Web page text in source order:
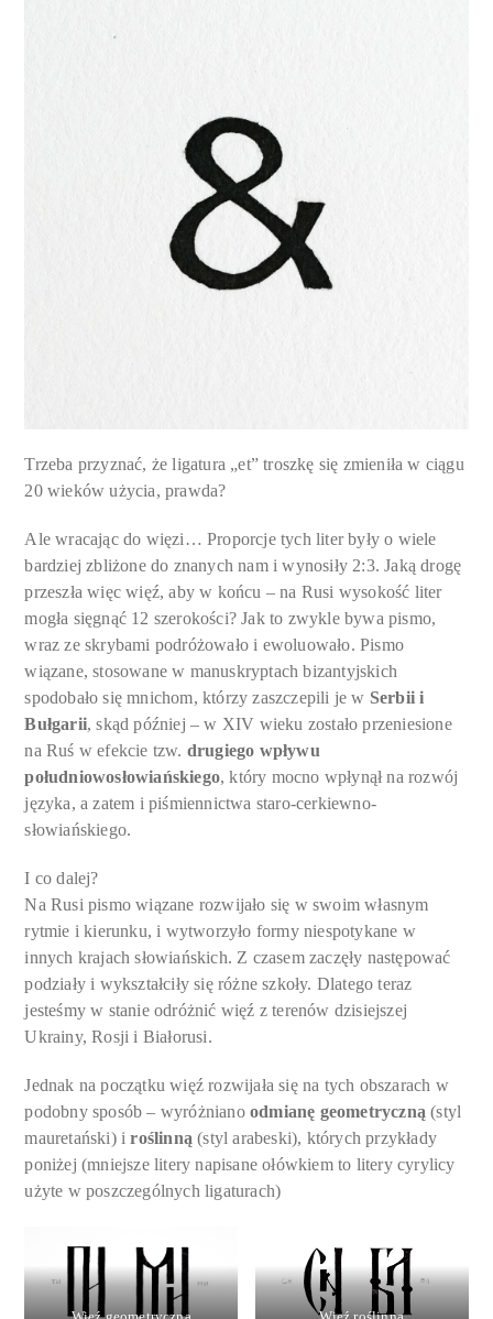
Trzeba przyznać, że ligatura „et” troszkę się zmieniła w ciągu
20 wieków użycia, prawda?
Ale wracając do więzi… Proporcje tych liter były o wiele
bardziej zbliżone do znanych nam i wynosiły 2:3. Jaką drogę
przeszła więc więź, aby w końcu – na Rusi wysokość liter
mogła sięgnąć 12 szerokości? Jak to zwykle bywa pismo,
wraz ze skrybami podróżowało i ewoluowało. Pismo
wiązane, stosowane w manuskryptach bizantyjskich
spodobało się mnichom, którzy zaszczepili je w Serbii i
Bułgarii, skąd później – w XIV wieku zostało przeniesione
na Ruś w efekcie tzw. drugiego wpływu
południowosłowiańskiego, który mocno wpłynął na rozwój
języka, a zatem i piśmiennictwa staro-cerkiewno-
słowiańskiego.
I co dalej?
Na Rusi pismo wiązane rozwijało się w swoim własnym
rytmie i kierunku, i wytworzyło formy niespotykane w
innych krajach słowiańskich. Z czasem zaczęły następować
podziały i wykształciły się różne szkoły. Dlatego teraz
jesteśmy w stanie odróżnić więź z terenów dzisiejszej
Ukrainy, Rosji i Białorusi.
Jednak na początku więź rozwijała się na tych obszarach w
podobny sposób – wyróżnianoodmianę geometryczną (styl
mauretański) iroślinną (styl arabeski), których przykłady
poniżej (mniejsze litery napisane ołówkiem to litery cyrylicy
użyte w poszczególnych ligaturach)